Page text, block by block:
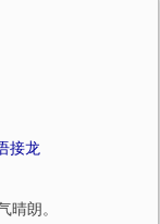
接龙
晴朗。